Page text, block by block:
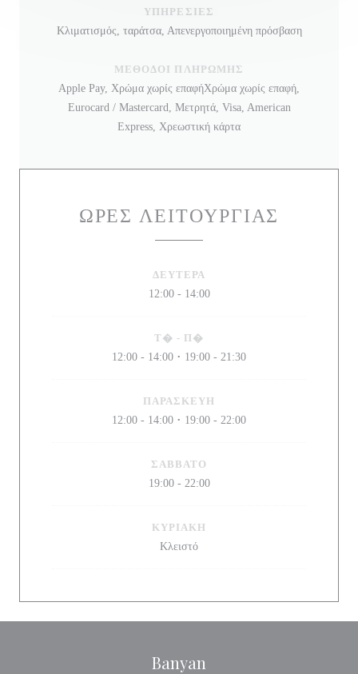
ΥΠΗΡΕΣΊΕΣ
Κλιματισμός, ταράτσα, Απενεργοποιημένη πρόσβαση
ΜΈΘΟΔΟΙ ΠΛΗΡΩΜΉΣ
Apple Pay, Χρώμα χωρίς επαφήΧρώμα χωρίς επαφή,
Eurocard / Mastercard, Μετρητά, Visa, American
Express, Χρεωστική κάρτα
ΏΡΕΣ ΛΕΙΤΟΥΡΓΊΑΣ
ΔΕΥΤΈΡΑ
12:00 - 14:00
Τ� - Π�
12:00 - 14:00 • 19:00 - 21:30
ΠΑΡΑΣΚΕΥΉ
12:00 - 14:00 • 19:00 - 22:00
ΣΆΒΒΑΤΟ
19:00 - 22:00
ΚΥΡΙΑΚΉ
Κλειστό
Banyan